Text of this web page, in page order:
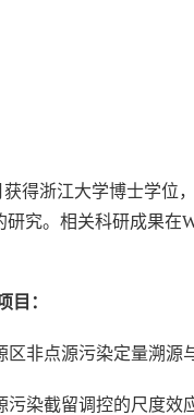
获得浙江大学博士学位
。相关科研成果在
目：
区非点源污染定量溯源
污染截留调控的尺度效